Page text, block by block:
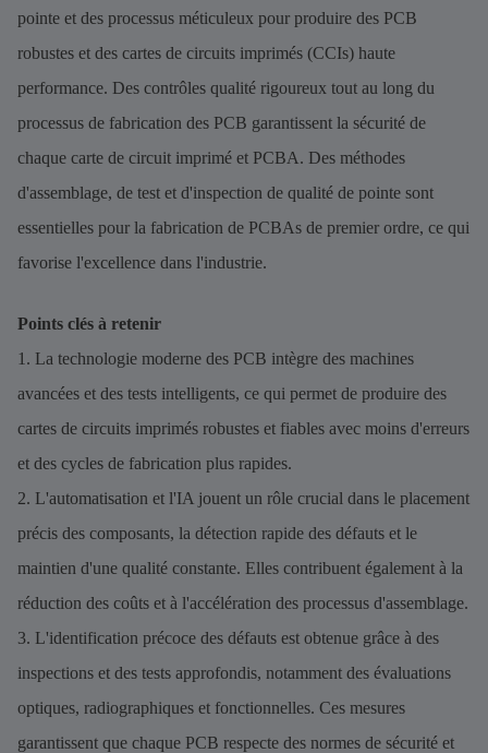
pointe et des processus méticuleux pour produire des PCB
robustes et des cartes de circuits imprimés (CCIs) haute
performance. Des contrôles qualité rigoureux tout au long du
processus de fabrication des PCB garantissent la sécurité de
chaque carte de circuit imprimé et PCBA. Des méthodes
d'assemblage, de test et d'inspection de qualité de pointe sont
essentielles pour la fabrication de PCBAs de premier ordre, ce qui
favorise l'excellence dans l'industrie.
Points clés à retenir
1. La technologie moderne des PCB intègre des machines
avancées et des tests intelligents, ce qui permet de produire des
cartes de circuits imprimés robustes et fiables avec moins d'erreurs
et des cycles de fabrication plus rapides.
2. L'automatisation et l'IA jouent un rôle crucial dans le placement
précis des composants, la détection rapide des défauts et le
maintien d'une qualité constante. Elles contribuent également à la
réduction des coûts et à l'accélération des processus d'assemblage.
3. L'identification précoce des défauts est obtenue grâce à des
inspections et des tests approfondis, notamment des évaluations
optiques, radiographiques et fonctionnelles. Ces mesures
garantissent que chaque PCB respecte des normes de sécurité et